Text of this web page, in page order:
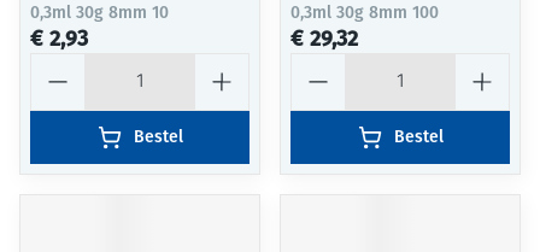
0,3ml 30g 8mm 10
€ 2,93
Bestel
0,3ml 30g 8mm 100
€ 29,32
Bestel